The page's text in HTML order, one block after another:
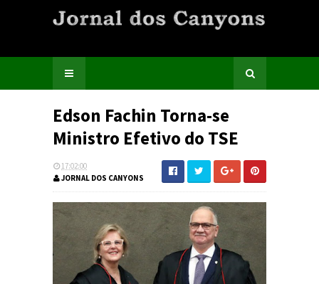
Edson Fachin Torna-se
Ministro Efetivo do TSE
17:02:00
JORNAL DOS CANYONS